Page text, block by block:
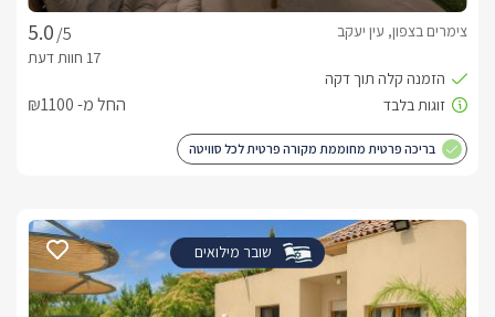
/5
צימרים בצפון, עין יעקב
החל מ- ₪1100
בריכה פרטית מחוממת מקורה פרטית לכל סוויטה
שובר מילואים